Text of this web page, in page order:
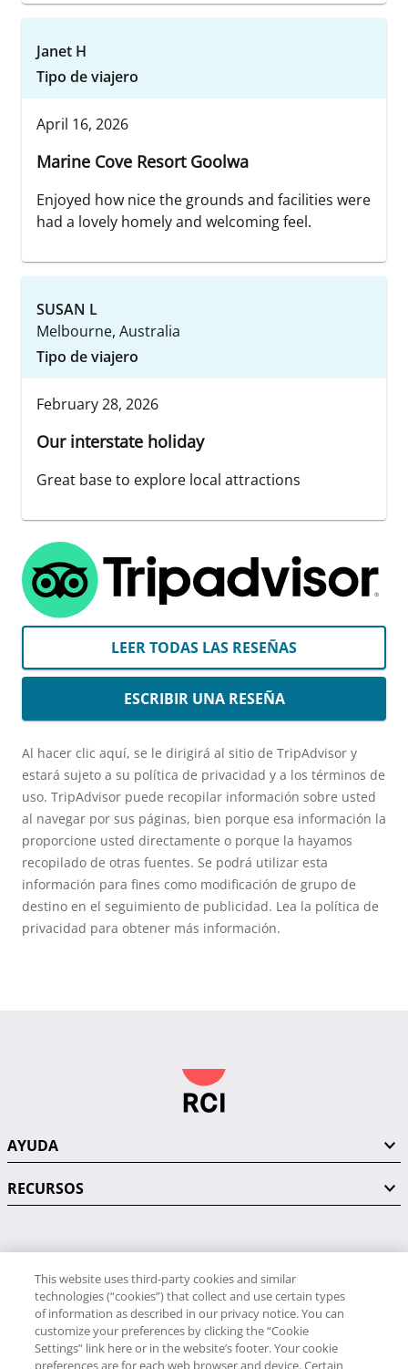
Janet H
Tipo de viajero
April 16, 2026
Marine Cove Resort Goolwa
Enjoyed how nice the grounds and facilities were
had a lovely homely and welcoming feel.
SUSAN L
Melbourne, Australia
Tipo de viajero
February 28, 2026
Our interstate holiday
Great base to explore local attractions
LEER TODAS LAS RESEÑAS
ESCRIBIR UNA RESEÑA
Al hacer clic aquí, se le dirigirá al sitio de TripAdvisor y
estará sujeto a su política de privacidad y a los términos de
uso. TripAdvisor puede recopilar información sobre usted
al navegar por sus páginas, bien porque esa información la
proporcione usted directamente o porque la hayamos
recopilado de otras fuentes. Se podrá utilizar esta
información para fines como modificación de grupo de
destino en el seguimiento de publicidad. Lea la política de
privacidad para obtener más información.
AYUDA
RECURSOS
PÓNGASE EN CONTACTO CON NOSOTROS
This website uses third-party cookies and similar
technologies (“cookies”) that collect and use certain types
of information as described in our privacy notice. You can
customize your preferences by clicking the “Cookie
Settings” link here or in the website’s footer. Your cookie
preferences are for each web browser and device. Certain